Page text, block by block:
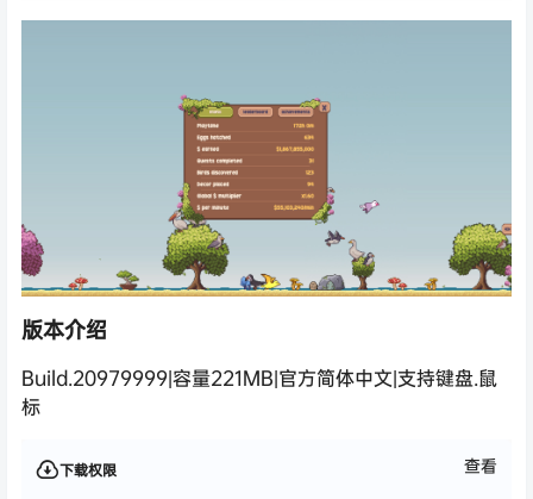
版本介绍
Build.20979999|容量221MB|官方简体中文|支持键盘.鼠
标
下载权限 查看